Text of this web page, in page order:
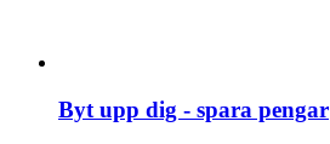
Byt upp dig - spara pengar